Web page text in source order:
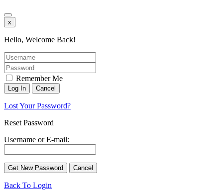
x
Hello, Welcome Back!
Remember Me
Lost Your Password?
Reset Password
Username or E-mail:
Back To Login